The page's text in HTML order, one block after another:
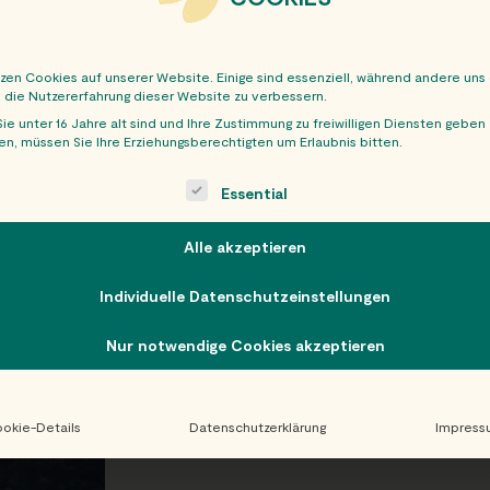
Cookies auf unserer Website. Einige sind essenziell, während andere uns
Nutzererfahrung dieser Website zu verbessern.
unter 16 Jahre alt sind und Ihre Zustimmung zu freiwilligen Diensten geben
müssen Sie Ihre Erziehungsberechtigten um Erlaubnis bitten.
is a list of service groups for which consent can be
Essential
Alle akzeptieren
Individuelle Datenschutzeinstellungen
Nur notwendige Cookies akzeptieren
Details Datenschutzerklärung